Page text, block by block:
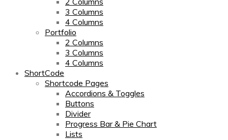
3 Columns
4 Columns
Portfolio
2 Columns
3 Columns
4 Columns
ShortCode
Shortcode Pages
Accordions & Toggles
Buttons
Divider
Progress Bar & Pie Chart
Lists